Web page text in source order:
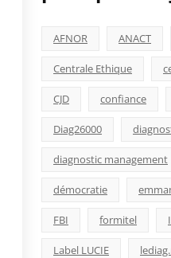
AFNOR ANACT
Centrale Ethique
CJD confiance
Diag26000
diagnostic management
démocratie
FBI formitel
Label LUCIE